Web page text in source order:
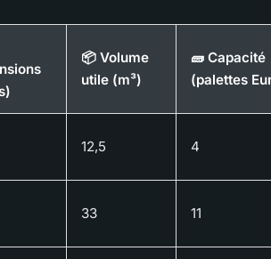
📦 Volume
utile (m³)
🧱 Capacité
(palettes
12,5 4
33 11